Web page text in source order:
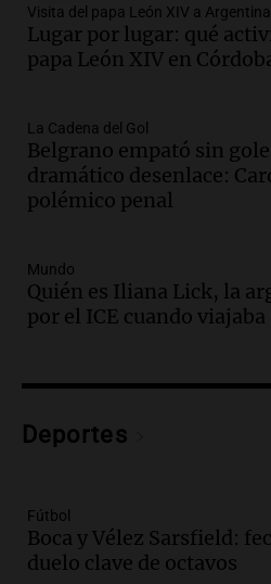
Audio.Madres en
ley Joaquín.
Viva la Radio Rosario
Audio. Juan Pedro
de hacienda: “Las
reemplazan el
La Argentina, hoy
Audio.
un pozo de 17
Panorama Federal
Audio.Lanzamiento
al mercado argentino
Audio.
Mundial de Natación
récords y atletas de 20
Visita del papa León XIV a Argentina
Lugar por lugar: qué
papa León XIV en
La Cadena del Gol
Belgrano empató sin
dramático desenlace:
polémico penal
Mundo
Quién es Iliana Lick, la
por el ICE cuando viajaba
Deportes
Fútbol
Boca y Vélez Sarsfield:
duelo clave de octavos